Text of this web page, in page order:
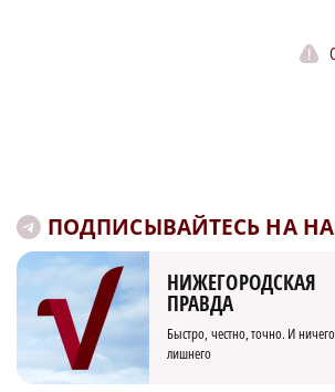
ПОДПИСЫВАЙТЕСЬ НА
НИЖЕГОРОДСКАЯ
ПРАВДА
Быстро, честно, точно. И ничего
лишнего